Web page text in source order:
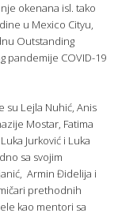
okenana isl. tako
u Mexico Cityu,
Outstanding
pandemije COVID-19
su Lejla Nuhić, Anis
Mostar, Fatima
Jurković i Luka
sa svojim
Armin Đidelija i
prethodnih
kao mentori sa